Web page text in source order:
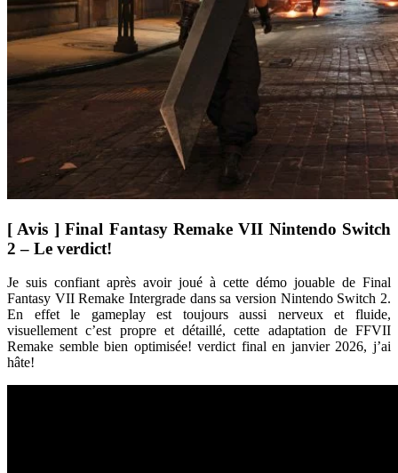
[ Avis ] Final Fantasy Remake VII Nintendo Switch
2 – Le verdict!
Je suis confiant après avoir joué à cette démo jouable de Final
Fantasy VII Remake Intergrade dans sa version Nintendo Switch 2.
En effet le gameplay est toujours aussi nerveux et fluide,
visuellement c’est propre et détaillé, cette adaptation de FFVII
Remake semble bien optimisée! verdict final en janvier 2026, j’ai
hâte!